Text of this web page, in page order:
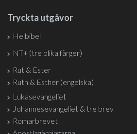
Tryckta utgåvor
Helbibel
NT+ (tre olika färger)
Rut & Ester
Ruth & Esther (engelska)
Lukasevangeliet
Johannesevangeliet & tre brev
Romarbrevet